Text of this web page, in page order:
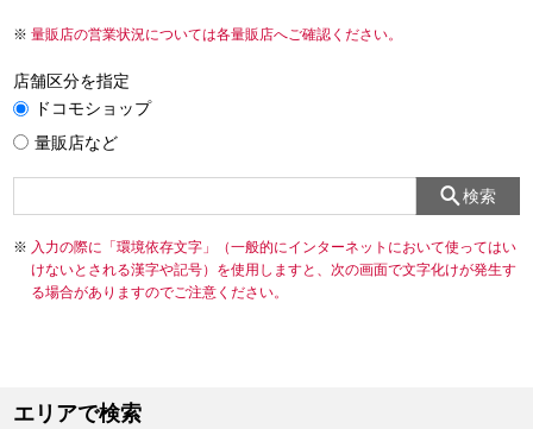
量販店の営業状況については各量販店へご確認ください。
店舗区分を指定
ドコモショップ
量販店など
検索
入力の際に「環境依存文字」（一般的にインターネットにおいて使ってはい
けないとされる漢字や記号）を使用しますと、次の画面で文字化けが発生す
る場合がありますのでご注意ください。
エリアで検索